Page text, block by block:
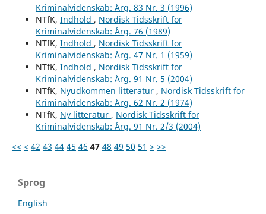
Kriminalvidenskab: Årg. 83 Nr. 3 (1996)
NTfK, Indhold , Nordisk Tidsskrift for
Kriminalvidenskab: Årg. 76 (1989)
NTfK, Indhold , Nordisk Tidsskrift for
Kriminalvidenskab: Årg. 47 Nr. 1 (1959)
NTfK, Indhold , Nordisk Tidsskrift for
Kriminalvidenskab: Årg. 91 Nr. 5 (2004)
NTfK, Nyudkommen litteratur , Nordisk Tidsskrift for
Kriminalvidenskab: Årg. 62 Nr. 2 (1974)
NTfK, Ny litteratur , Nordisk Tidsskrift for
Kriminalvidenskab: Årg. 91 Nr. 2/3 (2004)
<< < 42 43 44 45 46 47 48 49 50 51 > >>
Sprog
English